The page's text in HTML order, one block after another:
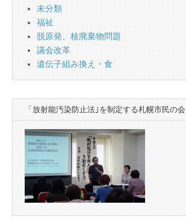
未分類
福祉
脱原発、核廃棄物問題
議会改革
遺伝子組み換え・食
「放射能汚染防止法｣を制定する札幌市民の会